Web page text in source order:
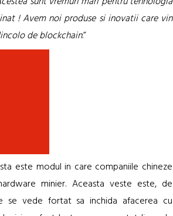
! Avem noi produse si inovatii care vin
de blockchain.”
este modul in care companiile chineze
minier. Aceasta veste este, de
se vede fortat sa inchida afacerea cu